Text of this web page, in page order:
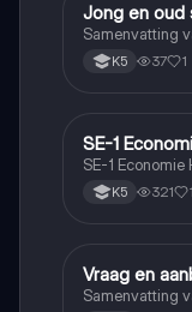
Economie
Jong en oud
Samenvatting
K5 37 1
Economie
SE-1
SE-1
K5 321
Economie
Vraag en
Samenvatting